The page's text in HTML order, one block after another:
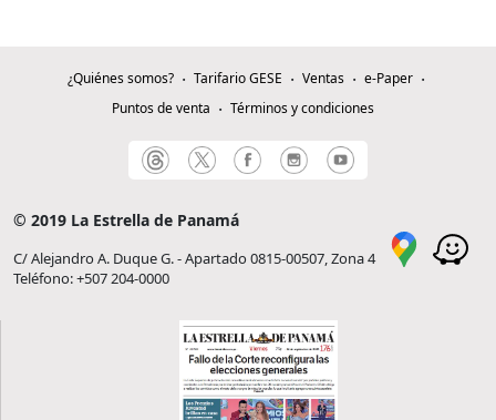
¿Quiénes somos? Tarifario GESE Ventas
e-Paper
Puntos de venta
Términos y condiciones
© 2019 La Estrella de Panamá
C/ Alejandro A. Duque G. - Apartado 0815-00507, Zona 4
Teléfono: +507 204-0000